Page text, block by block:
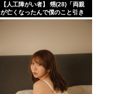
【人工障がい者】 甥(28)「両親
が亡くなったんで僕のこと引き
取ってほしいんですけど！」な